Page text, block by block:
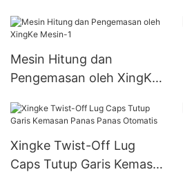
Mesin Hitung dan
Pengemasan oleh XingKe
Xingke Twist-Off Lug
Caps Tutup Garis Kemasan